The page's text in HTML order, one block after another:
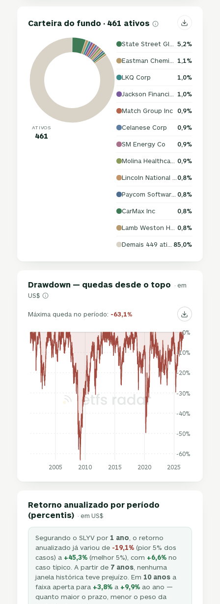
Carteira do fundo · 461 ativos
ATIVOS
461
5,2%
1,1%
LKQ Corp 1,0%
1,0%
Match Group Inc 0,9%
Celanese Corp 0,9%
SM Energy Co 0,9%
0,9%
0,8%
0,8%
CarMax Inc 0,8%
0,8%
85,0%
Drawdown — quedas desde o topo · em
US$
Máxima queda no período: -63,1%
-60%
-50%
-40%
-30%
-20%
-10%
0%
2005 2010 2015 2020 2025
Retorno anualizado por período
(percentis) · em US$
Segurando o SLYV por 1 ano , o retorno
anualizado já variou de -19,1% (pior 5% dos
casos) a +45,3% (melhor 5%), com +6,6% no
caso típico. A partir de 7 anos , nenhuma
janela histórica teve prejuízo. Em 10 anos a
faixa aperta para +3,8% a +9,9% ao ano —
quanto maior o prazo, menor o peso da